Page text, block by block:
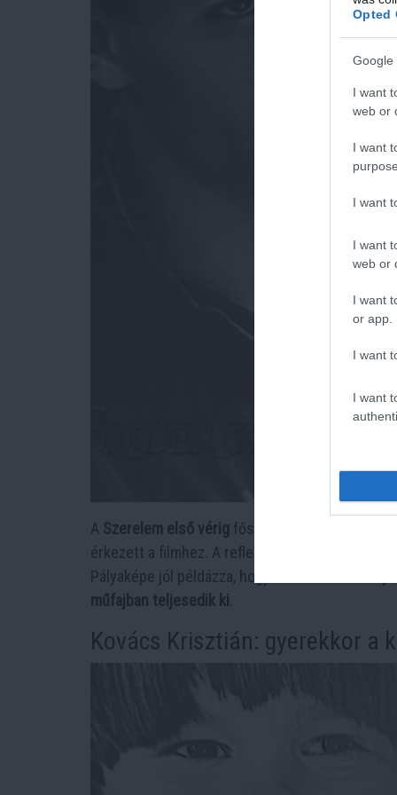
Opted
Google
I want
web or
I want
I want
I want
web or
I want
or app.
I want
I want
A Szerelem első vérig főszereplője,
érkezett a filmhez. A reflektorfény után
a
Pályaképe jól példázza, hogy a
műfajban teljesedik ki
Kovács Krisztián: gyerekkor a